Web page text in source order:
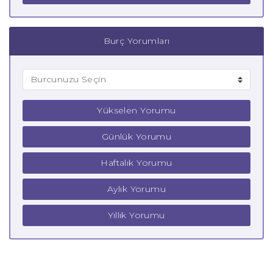
Burç Yorumları
Yükselen Yorumu
Günlük Yorumu
Haftalık Yorumu
Aylık Yorumu
Yıllık Yorumu